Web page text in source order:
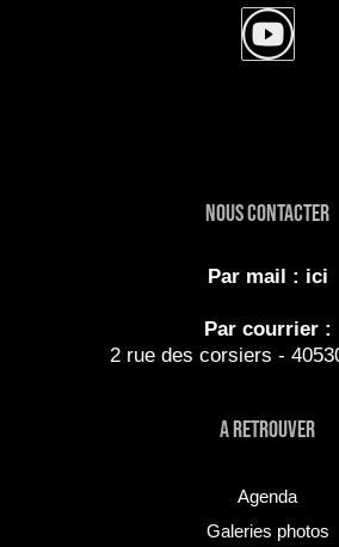
NOUS CONTACTER
Par mail : ici
Par courrier :
2 rue des corsiers -
A RETROUVER
Agenda
Galeries photos